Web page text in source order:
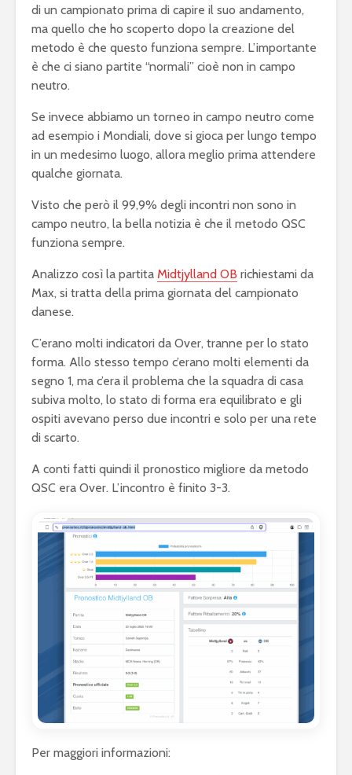
di un campionato prima di capire il suo andamento,
ma quello che ho scoperto dopo la creazione del
metodo è che questo funziona sempre. L’importante
è che ci siano partite “normali” cioè non in campo
neutro.
Se invece abbiamo un torneo in campo neutro come
ad esempio i Mondiali, dove si gioca per lungo tempo
in un medesimo luogo, allora meglio prima attendere
qualche giornata.
Visto che però il 99,9% degli incontri non sono in
campo neutro, la bella notizia è che il metodo QSC
funziona sempre.
Analizzo così la partita Midtjylland OB richiestami da
Max, si tratta della prima giornata del campionato
danese.
C’erano molti indicatori da Over, tranne per lo stato
forma. Allo stesso tempo c’erano molti elementi da
segno 1, ma c’era il problema che la squadra di casa
subiva molto, lo stato di forma era equilibrato e gli
ospiti avevano perso due incontri e solo per una rete
di scarto.
A conti fatti quindi il pronostico migliore da metodo
QSC era Over. L’incontro è finito 3-3.
Per maggiori informazioni: